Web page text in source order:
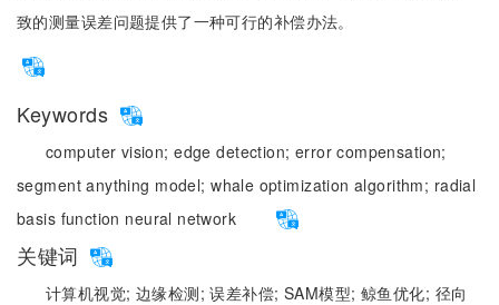
致的测量误差问题提供了一种可行的补偿办法。
Keywords
computer vision;edge detection; error compensation;
segment anything model;whale optimization algorithm; radial
basis function neural network
关键词
计算机视觉; 边缘检测;误差补偿;SAM模型; 鲸鱼优化; 径向